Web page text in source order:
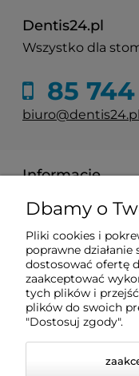
Dentis24.pl
Wszystko dla
85
biuro@dentis24.pl
Informacje
Zakupy
Pomoc
Moje konto
Dbamy o
Pliki cookies i
poprawne
dostosować ofertę
zaakceptować
tych plików i
plików do swoich
"Dostosuj zgody".